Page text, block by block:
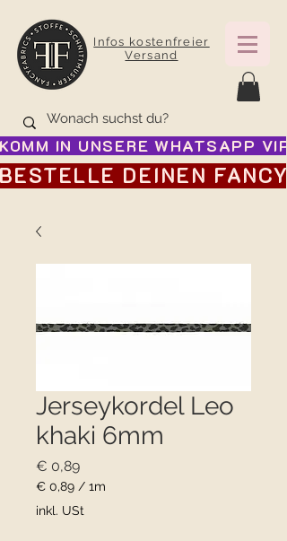
Infos kostenfreier
Versand
KOMM IN UNSERE WHATSAPP
BESTELLE DEINEN
Jerseykordel Leo
khaki 6mm
€ 0,89Preis
€ 0,89 / 1m
€ 0,89
inkl. USt